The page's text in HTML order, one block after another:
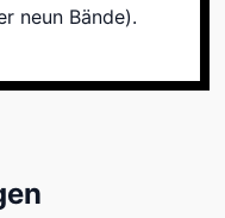
neun Bände).